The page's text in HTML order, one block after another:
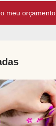
meu orçamento